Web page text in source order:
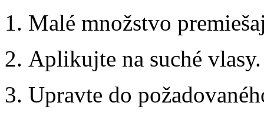
1. Malé množstvo
2. Aplikujte na suché vlasy.
3. Upravte do